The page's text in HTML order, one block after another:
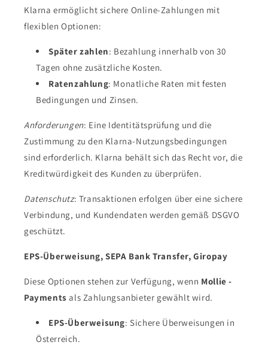
Klarna ermöglicht sichere Online-Zahlungen mit
flexiblen Optionen:
Später zahlen: Bezahlung innerhalb von 30
Tagen ohne zusätzliche Kosten.
Ratenzahlung: Monatliche Raten mit festen
Bedingungen und Zinsen.
Anforderungen: Eine Identitätsprüfung und die
Zustimmung zu den Klarna-Nutzungsbedingungen
sind erforderlich. Klarna behält sich das Recht vor, die
Kreditwürdigkeit des Kunden zu überprüfen.
Datenschutz: Transaktionen erfolgen über eine sichere
Verbindung, und Kundendaten werden gemäß DSGVO
geschützt.
EPS-Überweisung, SEPA Bank Transfer, Giropay
Diese Optionen stehen zur Verfügung, wenn Mollie -
Payments als Zahlungsanbieter gewählt wird.
EPS-Überweisung: Sichere Überweisungen in
Österreich.